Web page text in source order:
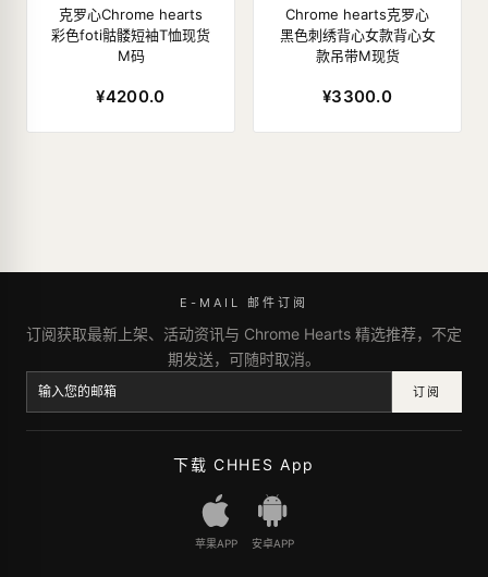
克罗心Chrome hearts
彩色foti骷髅短袖T恤现货
M码
¥4200.0
Chrome hearts克罗心
黑色刺绣背心女款背心女
款吊带M现货
¥3300.0
E-MAIL 邮件订阅
订阅获取最新上架、活动资讯与 Chrome Hearts 精选推荐，不定
期发送，可随时取消。
订阅
下载 CHHES App
苹果APP 安卓APP